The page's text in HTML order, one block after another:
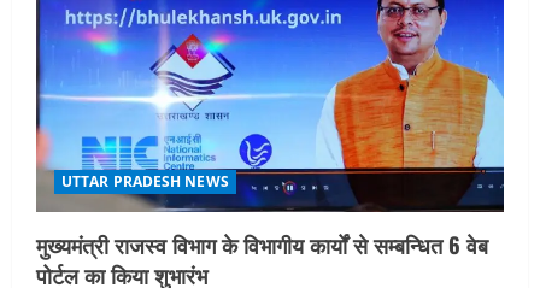
UTTAR PRADESH NEWS
मुख्यमंत्री राजस्व विभाग के विभागीय कार्यों से सम्बन्धित 6 वेब
पोर्टल का किया शुभारंभ